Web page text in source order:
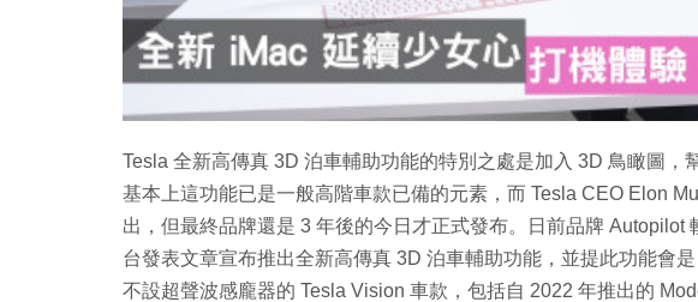
片
Tesla 全新高傳真 3D 泊車輔助功能的特別之處是加入 3D 鳥瞰圖，
基本上這功能已是一般高階車款已備的元素，而 Tesla CEO Elon
出，但最終品牌還是 3 年後的今日才正式發布。日前品牌 Autopilot
台發表文章宣布推出全新高傳真 3D 泊車輔助功能，並提此功能會
不設超聲波感龐器的 Tesla Vision 車款，包括自 2022 年推出的